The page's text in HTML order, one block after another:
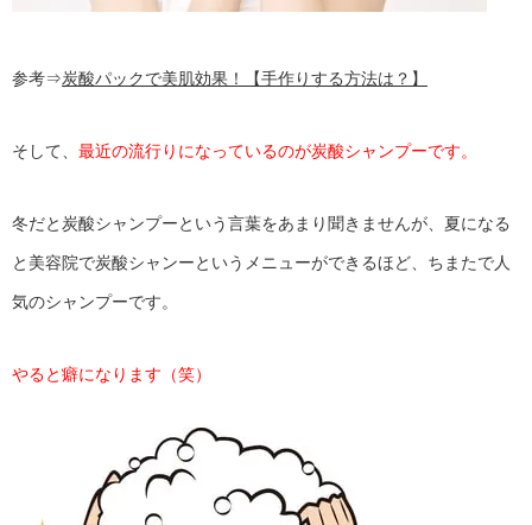
参考⇒炭酸パックで美肌効果！【手作りする方法は？】
そして、 最近の流行りになっているのが炭酸シャンプーです。
冬だと炭酸シャンプーという言葉をあまり聞きませんが、夏になる
と美容院で炭酸シャンーというメニューができるほど、ちまたで人
気のシャンプーです。
やると癖になります（笑）